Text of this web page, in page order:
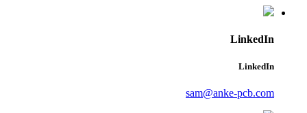
LinkedIn
LinkedIn
sam@anke-pcb.com